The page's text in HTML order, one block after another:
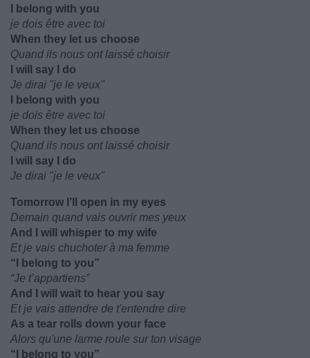
I belong with you
je dois être avec toi
When they let us choose
Quand ils nous ont laissé choisir
I will say I do
Je dirai "je le veux"
I belong with you
je dois être avec toi
When they let us choose
Quand ils nous ont laissé choisir
I will say I do
Je dirai "je le veux"
Tomorrow I’ll open in my eyes
Demain quand vais ouvrir mes yeux
And I will whisper to my wife
Et je vais chuchoter à ma femme
“I belong to you”
“Je t’appartiens”
And I will wait to hear you say
Et je vais attendre de t'entendre dire
As a tear rolls down your face
Alors qu'une larme roule sur ton visage
“I belong to you”